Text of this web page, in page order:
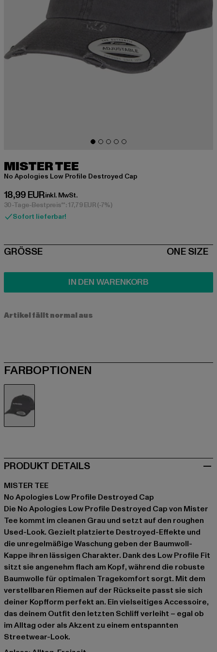
MISTER TEE
No Apologies Low Profile Destroyed Cap
18,99 EUR
Derzeitiger Preis: 18,99 EUR
inkl. MwSt.
30-Tage-Bestpreis**: 17,79 EUR(-7%)
Sofort lieferbar!
SIZE
GRÖSSE ONE SIZE
IN DEN WARENKORB
Artikel fällt normal aus
FARBOPTIONEN
PRODUKT DETAILS
MISTER TEE
No Apologies Low Profile Destroyed Cap
Die No Apologies Low Profile Destroyed Cap von Mister
Tee kommt im cleanen Grau und setzt auf den roughen
Used-Look. Gezielt platzierte Destroyed-Effekte und
die unregelmäßige Waschung geben der Baumwoll-
Kappe ihren lässigen Charakter. Dank des Low Profile Fit
sitzt sie angenehm flach am Kopf, während die robuste
Baumwolle für optimalen Tragekomfort sorgt. Mit dem
verstellbaren Riemen auf der Rückseite passt sie sich
deiner Kopfform perfekt an. Ein vielseitiges Accessoire,
das deinem Outfit den letzten Schliff verleiht – egal ob
im Alltag oder als Akzent zu einem entspannten
Streetwear-Look.